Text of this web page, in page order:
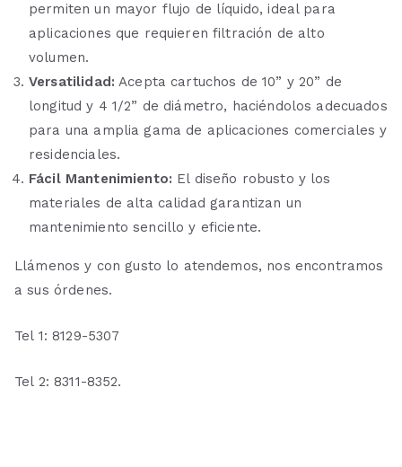
permiten un mayor flujo de líquido, ideal para
aplicaciones que requieren filtración de alto
volumen.
Versatilidad: Acepta cartuchos de 10” y 20” de
longitud y 4 1/2” de diámetro, haciéndolos adecuados
para una amplia gama de aplicaciones comerciales y
residenciales.
Fácil Mantenimiento: El diseño robusto y los
materiales de alta calidad garantizan un
mantenimiento sencillo y eficiente.
Llámenos y con gusto lo atendemos, nos encontramos
a sus órdenes.
Tel 1: 8129-5307
Tel 2: 8311-8352.